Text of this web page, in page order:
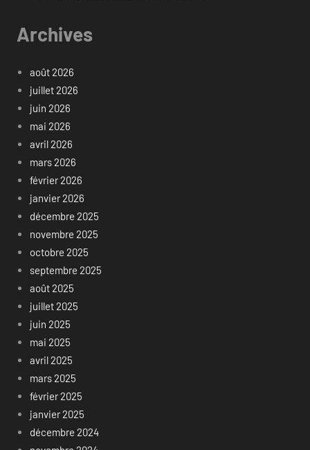
Archives
août 2026
juillet 2026
juin 2026
mai 2026
avril 2026
mars 2026
février 2026
janvier 2026
décembre 2025
novembre 2025
octobre 2025
septembre 2025
août 2025
juillet 2025
juin 2025
mai 2025
avril 2025
mars 2025
février 2025
janvier 2025
décembre 2024